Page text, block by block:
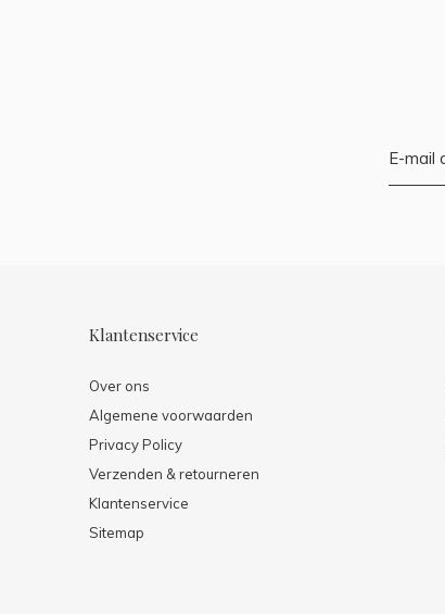
Klantenservice
Over ons
Algemene voorwaarden
Privacy Policy
Verzenden & retourneren
Klantenservice
Sitemap